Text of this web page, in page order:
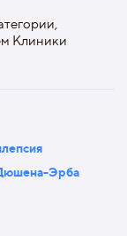
Клиники
Эрба